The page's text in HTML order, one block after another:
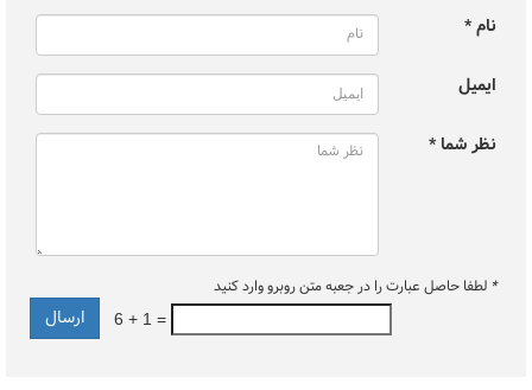
نام *
ایمیل
نظر شما *
* لطفا حاصل عبارت را در جعبه متن روبرو وارد کنید
6 + 1 =